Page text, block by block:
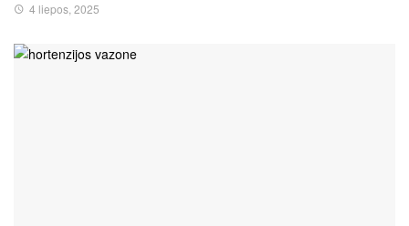
4 liepos, 2025